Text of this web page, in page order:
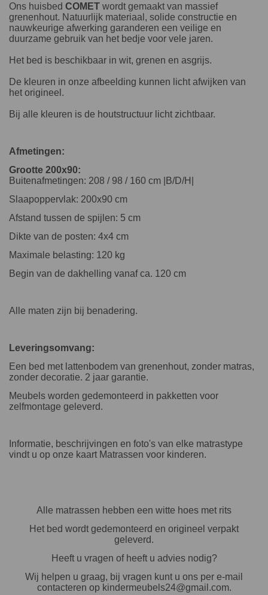
Ons huisbed COMET wordt gemaakt van massief
grenenhout. Natuurlijk materiaal, solide constructie en
nauwkeurige afwerking garanderen een veilige en
duurzame gebruik van het bedje voor vele jaren.
Het bed is beschikbaar in wit, grenen en asgrijs.
De kleuren in onze afbeelding kunnen licht afwijken van
het origineel.
Bij alle kleuren is de houtstructuur licht zichtbaar.
Afmetingen:
Grootte 200x90:
Buitenafmetingen: 208 / 98 / 160 cm |B/D/H|
Slaapoppervlak: 200x90 cm
Afstand tussen de spijlen: 5 cm
Dikte van de posten: 4x4 cm
Maximale belasting: 120 kg
Begin van de dakhelling vanaf ca. 120 cm
Alle maten zijn bij benadering.
Leveringsomvang:
Een bed met lattenbodem van grenenhout, zonder matras,
zonder decoratie. 2 jaar garantie.
Meubels worden gedemonteerd in pakketten voor
zelfmontage geleverd.
Informatie, beschrijvingen en foto's van elke matrastype
vindt u op onze kaart Matrassen voor kinderen.
Alle matrassen hebben een witte hoes met rits
Het bed wordt gedemonteerd en origineel verpakt
geleverd.
Heeft u vragen of heeft u advies nodig?
Wij helpen u graag, bij vragen kunt u ons per e-mail
contacteren op kindermeubels24@gmail.com.